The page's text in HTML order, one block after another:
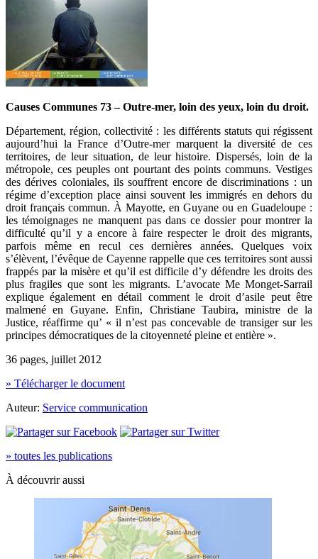
Causes Communes 73 – Outre-mer, loin des yeux, loin du droit.
Département, région, collectivité : les différents statuts qui régissent
aujourd’hui la France d’Outre-mer marquent la diversité de ces
territoires, de leur situation, de leur histoire. Dispersés, loin de la
métropole, ces peuples ont pourtant des points communs. Vestiges
des dérives coloniales, ils souffrent encore de discriminations : un
régime d’exception place ainsi souvent les immigrés en dehors du
droit français commun. À Mayotte, en Guyane ou en Guadeloupe :
les témoignages ne manquent pas dans ce dossier pour montrer la
difficulté qu’il y a encore à faire respecter le droit des migrants,
parfois même en recul ces dernières années. Quelques voix
s’élèvent, l’évêque de Cayenne rappelle que ces territoires sont aussi
frappés par la misère et qu’il est difficile d’y défendre les droits des
plus fragiles que sont les migrants. L’avocate Me Monget-Sarrail
explique également en détail comment le droit d’asile peut être
malmené en Guyane. Enfin, Christiane Taubira, ministre de la
Justice, réaffirme qu’ « il n’est pas concevable de transiger sur les
principes démocratiques de la citoyenneté pleine et entière ».
36 pages, juillet 2012
» Télécharger le document
Auteur: Service communication
» toutes les publications
À découvrir aussi